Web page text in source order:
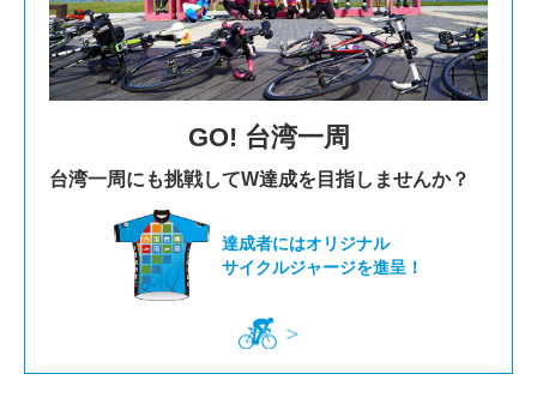
GO! 台湾一周
台湾一周にも挑戦してW達成を目指しませんか？
達成者にはオリジナル
サイクルジャージを進呈！